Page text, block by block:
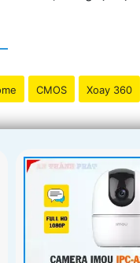
CMOS Xoay 360